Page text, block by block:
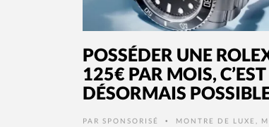
POSSÉDER UNE
125€ PAR MOIS, C’EST
DÉSORMAIS
PAR SPONSORISÉ • MONTRE DE LUXE